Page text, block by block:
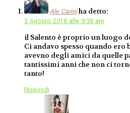
Ale Cariniha detto:
3 Agosto 2018 alle 9:38 am
il Salento è proprio un luogo
Ci andavo spesso quando ero
avevno degli amici da quelle
tantissimi anni che non ci
tanto!
Rispondi